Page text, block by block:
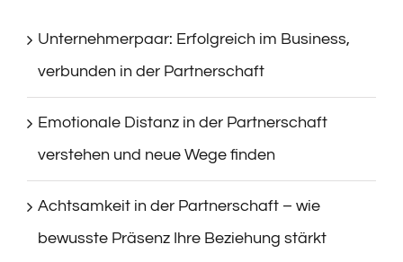
Unternehmerpaar: Erfolgreich im Business,
verbunden in der Partnerschaft
Emotionale Distanz in der Partnerschaft
verstehen und neue Wege finden
Achtsamkeit in der Partnerschaft – wie
bewusste Präsenz Ihre Beziehung stärkt